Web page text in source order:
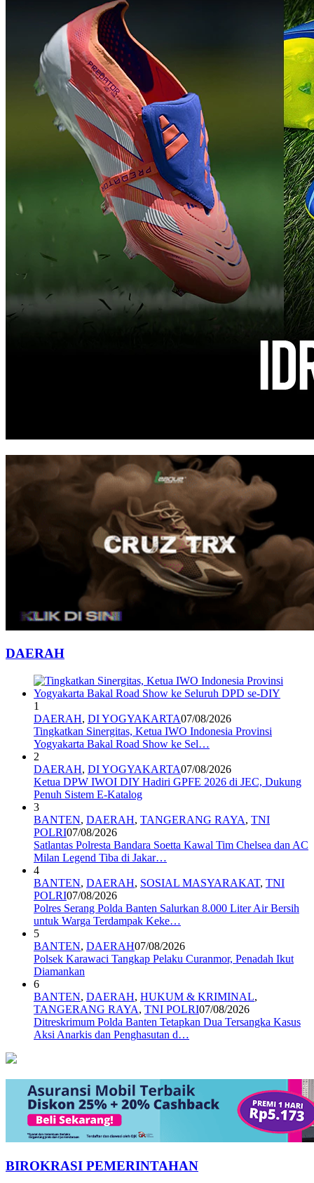
DAERAH
1
DAERAH, DI YOGYAKARTA07/08/2026
Tingkatkan Sinergitas, Ketua IWO Indonesia Provinsi
Yogyakarta Bakal Road Show ke Sel…
2
DAERAH, DI YOGYAKARTA07/08/2026
Ketua DPW IWOI DIY Hadiri GPFE 2026 di JEC, Dukung
Penuh Sistem E-Katalog
3
BANTEN, DAERAH, TANGERANG RAYA, TNI
POLRI07/08/2026
Satlantas Polresta Bandara Soetta Kawal Tim Chelsea dan AC
Milan Legend Tiba di Jakar…
4
BANTEN, DAERAH, SOSIAL MASYARAKAT, TNI
POLRI07/08/2026
Polres Serang Polda Banten Salurkan 8.000 Liter Air Bersih
untuk Warga Terdampak Keke…
5
BANTEN, DAERAH07/08/2026
Polsek Karawaci Tangkap Pelaku Curanmor, Penadah Ikut
Diamankan
6
BANTEN, DAERAH, HUKUM & KRIMINAL,
TANGERANG RAYA, TNI POLRI07/08/2026
Ditreskrimum Polda Banten Tetapkan Dua Tersangka Kasus
Aksi Anarkis dan Penghasutan d…
BIROKRASI PEMERINTAHAN